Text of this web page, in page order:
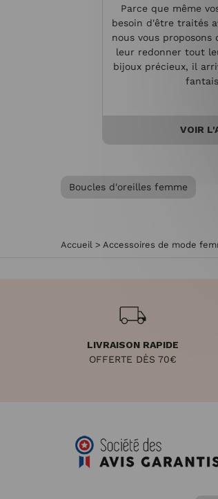
Parce que même
besoin d'être traités
nous vous proposons
leur redonner tout
bijoux précieux, il
VOIR
Boucles d'oreilles femme
Accueil > Accessoires de mode
LIVRAISON RAPIDE
OFFERTE DÈS 70€